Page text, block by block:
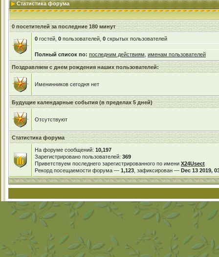
Статистика форума
0 посетителей за последние 180 минут
0 гостей, 0 пользователей, 0 скрытых пользователей
Полный список по: последним действиям именам пользователей
Поздравляем с днем рождения наших пользователей:
Именинников сегодня нет
Будущие календарные события (в пределах 5 дней)
Отсутствуют
Статистика форума
На форуме сообщений: 10,197
Зарегистрировано пользователей: 369
Приветствуем последнего зарегистрированного по имени X24Usect
Рекорд посещаемости форума — 1,123 , зафиксирован — Dec 13 2019,